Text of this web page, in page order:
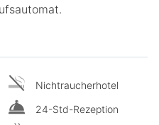
Nichtraucherhotel
24-Std-Rezeption